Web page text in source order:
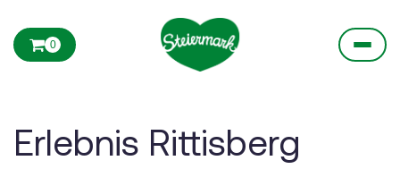
0
Erlebnis Rittisberg